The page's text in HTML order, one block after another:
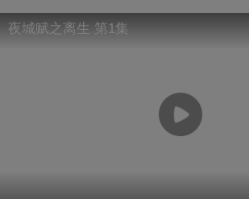
夜城赋之离生 第1集